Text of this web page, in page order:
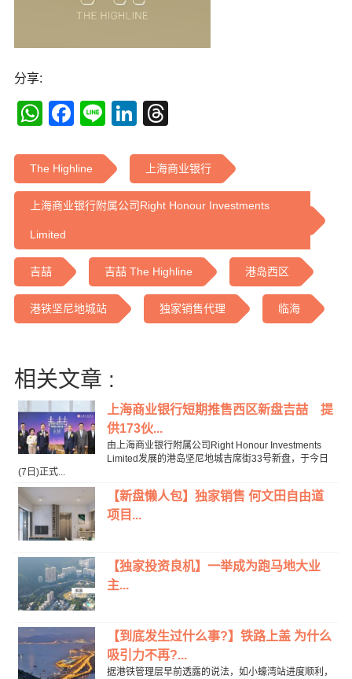
分享:
WhatsApp
Facebook
LineLinkedIn
The Highline 上海商业银行
上海商业银行附属公司Right Honour Investments
Limited
吉喆 吉喆 The Highline 港岛西区
港铁坚尼地城站 独家销售代理 临海
相关文章 :
上海商业银行短期推售西区新盘吉喆 提
供173伙...
由上海商业银行附属公司Right Honour Investments
Limited发展的港岛坚尼地城吉席街33号新盘，于今日
(7日)正式...
【新盘懒人包】独家销售 何文田自由道
项目...
【独家投资良机】一举成为跑马地大业
主...
【到底发生过什么事?】铁路上盖 为什么
吸引力不再?...
据港铁管理层早前透露的说法，如小蠔湾站进度顺利，